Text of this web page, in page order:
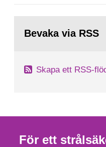
tillståndsansökningar
sida:Bevaka via RSS
Skapa ett RSS-
För ett